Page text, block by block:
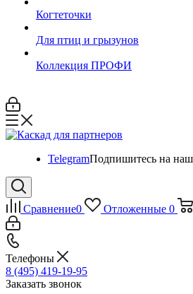
Когтеточки
Для птиц и грызунов
Коллекция ПРОФИ
TelegramПодпишитесь на
Сравнение0 Отложенные 0
Телефоны
8 (495) 419-19-95
Заказать звонок